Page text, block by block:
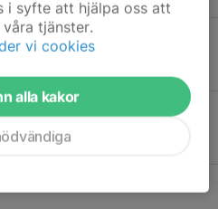
Horna BK röd
i syfte att hjälpa oss att
tjänster.
vi cookies
alla kakor